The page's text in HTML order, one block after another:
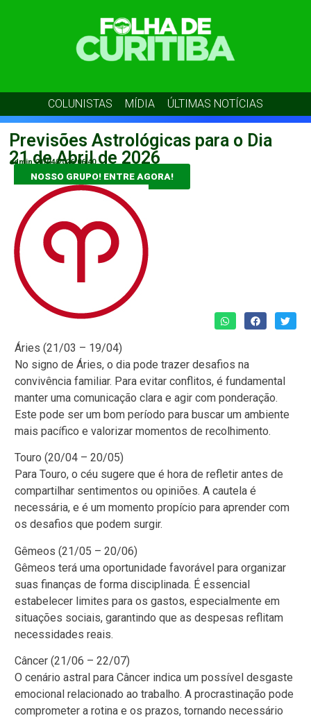
COLUNISTAS MÍDIA ÚLTIMAS NOTÍCIAS
Previsões Astrológicas para o Dia
21 de Abril de 2026
admin 21/04/2026 06:40
NOSSO GRUPO! ENTRE AGORA!
Áries (21/03 – 19/04)
No signo de Áries, o dia pode trazer desafios na
convivência familiar. Para evitar conflitos, é fundamental
manter uma comunicação clara e agir com ponderação.
Este pode ser um bom período para buscar um ambiente
mais pacífico e valorizar momentos de recolhimento.
Touro (20/04 – 20/05)
Para Touro, o céu sugere que é hora de refletir antes de
compartilhar sentimentos ou opiniões. A cautela é
necessária, e é um momento propício para aprender com
os desafios que podem surgir.
Gêmeos (21/05 – 20/06)
Gêmeos terá uma oportunidade favorável para organizar
suas finanças de forma disciplinada. É essencial
estabelecer limites para os gastos, especialmente em
situações sociais, garantindo que as despesas reflitam
necessidades reais.
Câncer (21/06 – 22/07)
O cenário astral para Câncer indica um possível desgaste
emocional relacionado ao trabalho. A procrastinação pode
comprometer a rotina e os prazos, tornando necessário